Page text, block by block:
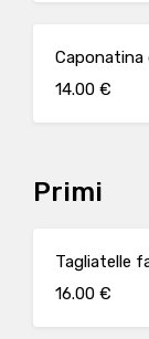
Caponatina
14.00 €
Primi
Tagliatelle
16.00 €